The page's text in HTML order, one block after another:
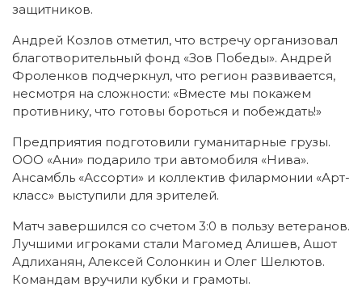
защитников.
Андрей Козлов отметил, что встречу организовал
благотворительный фонд «Зов Победы». Андрей
Фроленков подчеркнул, что регион развивается,
несмотря на сложности: «Вместе мы покажем
противнику, что готовы бороться и побеждать!»
Предприятия подготовили гуманитарные грузы.
ООО «Ани» подарило три автомобиля «Нива».
Ансамбль «Ассорти» и коллектив филармонии «Арт-
класс» выступили для зрителей.
Матч завершился со счетом 3:0 в пользу ветеранов.
Лучшими игроками стали Магомед Алишев, Ашот
Адлиханян, Алексей Солонкин и Олег Шелютов.
Командам вручили кубки и грамоты.